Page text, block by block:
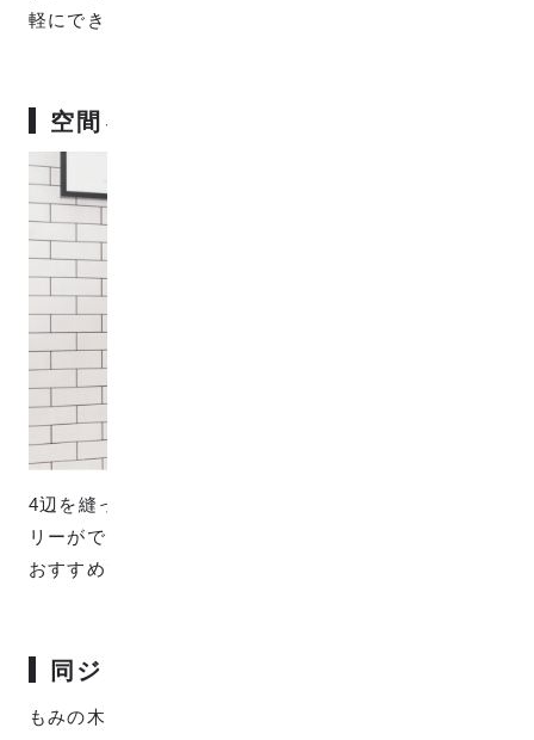
軽にできます。
空間を彩るタペストリー
4辺を縫って棒を通す空間を作るだけで簡単にタペスト
リーができます。手軽にお部屋のアクセントとしても
おすすめです。
同ジャンルの生地とスタイキット
もみの木とトナカイとキツネパターンの「mominoki &